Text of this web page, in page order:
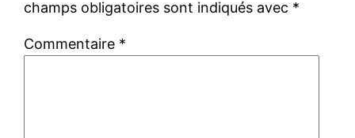
champs obligatoires sont indiqués avec *
Commentaire *